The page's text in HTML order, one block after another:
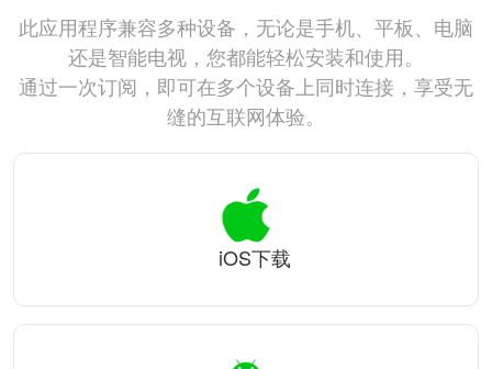
此应用程序兼容多种设备，无论是手机、平板、电脑
还是智能电视，您都能轻松安装和使用。
通过一次订阅，即可在多个设备上同时连接，享受无
缝的互联网体验。
iOS下载